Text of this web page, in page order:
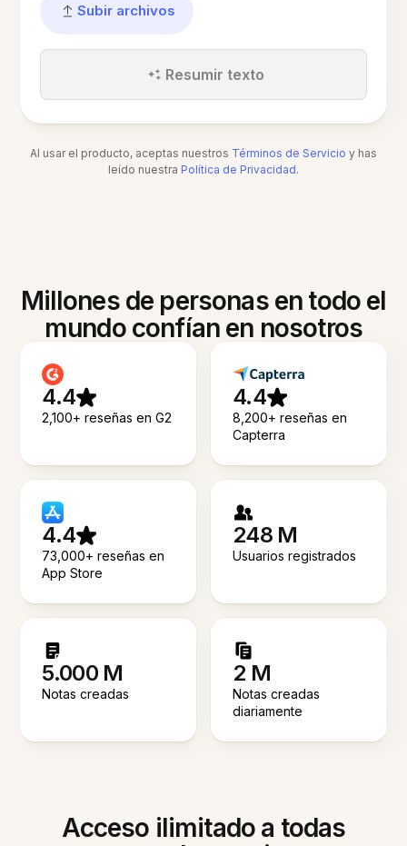
Subir archivos
Resumir texto
Al usar el producto, aceptas nuestros Términos de Servicio y has
leído nuestra Política de Privacidad.
Millones de personas en todo el
mundo confían en nosotros
4.4
2,100+ reseñas en G2
4.4
8,200+ reseñas en
Capterra
4.4
73,000+ reseñas en
App Store
248 M
Usuarios registrados
5.000 M
Notas creadas
2 M
Notas creadas
diariamente
Acceso ilimitado a todas